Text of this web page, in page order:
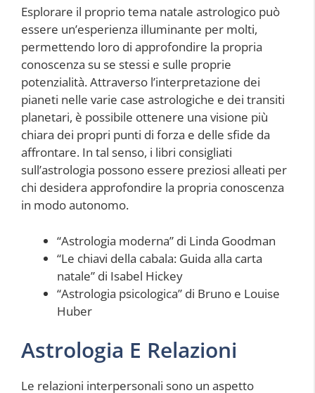
Esplorare il proprio tema natale astrologico può
essere un’esperienza illuminante per molti,
permettendo loro di approfondire la propria
conoscenza su se stessi e sulle proprie
potenzialità. Attraverso l’interpretazione dei
pianeti nelle varie case astrologiche e dei transiti
planetari, è possibile ottenere una visione più
chiara dei propri punti di forza e delle sfide da
affrontare. In tal senso, i libri consigliati
sull’astrologia possono essere preziosi alleati per
chi desidera approfondire la propria conoscenza
in modo autonomo.
“Astrologia moderna” di Linda Goodman
“Le chiavi della cabala: Guida alla carta
natale” di Isabel Hickey
“Astrologia psicologica” di Bruno e Louise
Huber
Astrologia E Relazioni
Le relazioni interpersonali sono un aspetto